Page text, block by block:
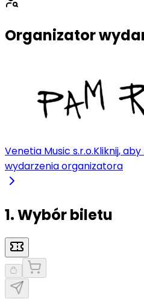
Organizator
Venetia Music s.r.o.Kliknij,
wydarzenia organizatora
1. Wybór biletu